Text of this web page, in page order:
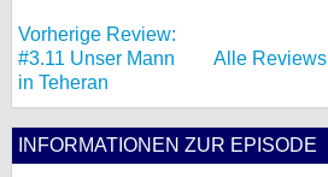
Vorherige Review:
#3.11 Unser Mann
in Teheran
Alle Reviews
INFORMATIONEN ZUR EPISODE